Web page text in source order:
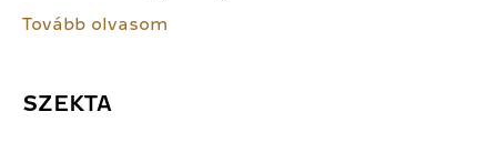
Tovább olvasom
SZEKTA